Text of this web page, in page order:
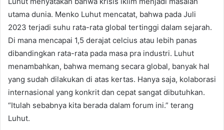
utama dunia. Menko Luhut mencatat, bahwa pada Juli
2023 terjadi suhu rata-rata global tertinggi dalam sejarah.
Di mana mencapai 1,5 derajat celcius atau lebih panas
dibandingkan rata-rata pada masa pra industri. Luhut
menambahkan, bahwa memang secara global, banyak hal
yang sudah dilakukan di atas kertas. Hanya saja, kolaborasi
internasional yang konkrit dan cepat sangat dibutuhkan.
“Itulah sebabnya kita berada dalam forum ini.” terang
Luhut.